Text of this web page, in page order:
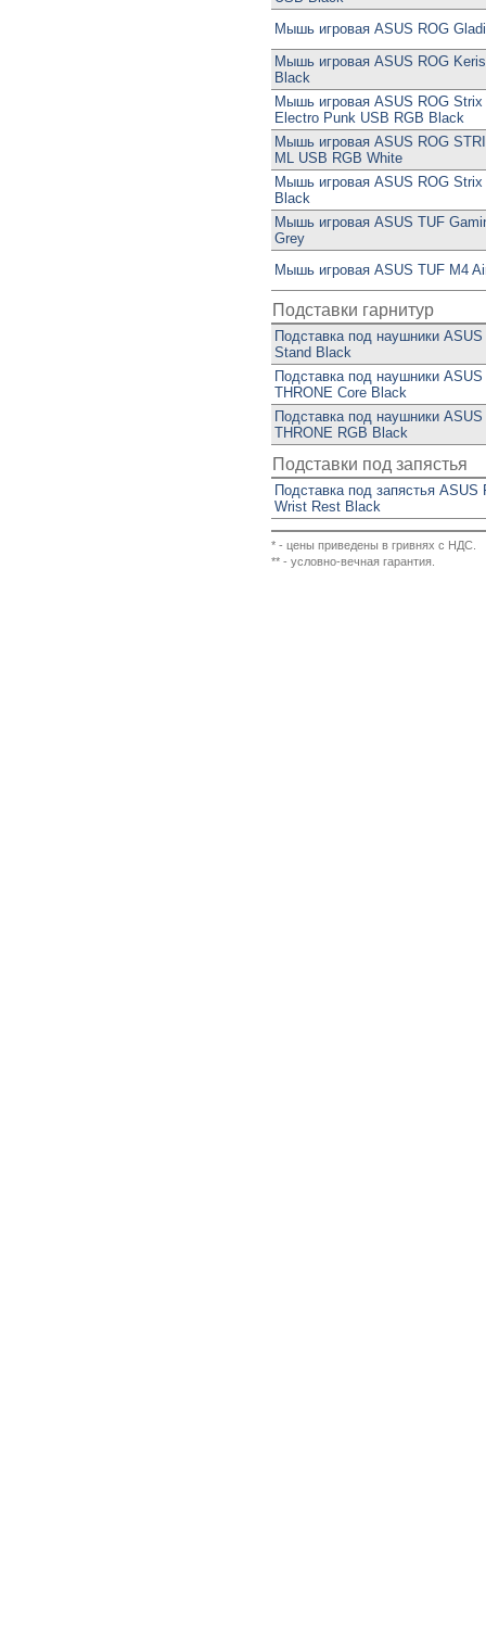
Мышь игровая ASUS ROG
Мышь игровая ASUS ROG
Black
Мышь игровая ASUS ROG
Electro Punk USB RGB Black
Мышь игровая ASUS ROG
ML USB RGB White
Мышь игровая ASUS ROG
Black
Мышь игровая ASUS TUF
Grey
Мышь игровая ASUS TUF M4
Подставки гарнитур
Подставка под наушники
Stand Black
Подставка под наушники ASUS
THRONE Core Black
Подставка под наушники ASUS
THRONE RGB Black
Подставки под запястья
Подставка под запястья ASUS
Wrist Rest Black
* - цены приведены в гривнях с НДС.
** - условно-вечная гарантия.